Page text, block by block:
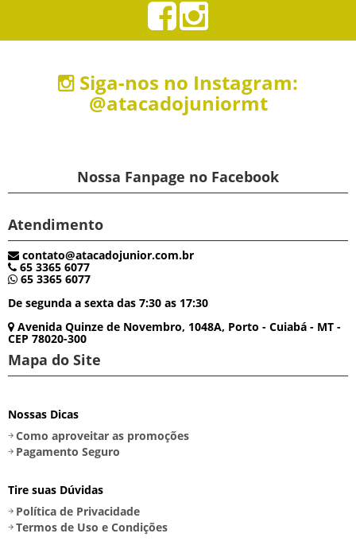
Siga-nos no Instagram:
@atacadojuniormt
Nossa Fanpage no Facebook
Atendimento
contato@atacadojunior.com.br
65 3365 6077
65 3365 6077
De segunda a sexta das 7:30 as 17:30
Avenida Quinze de Novembro, 1048A, Porto - Cuiabá - MT -
CEP 78020-300
Mapa do Site
Nossas Dicas
Como aproveitar as promoções
Pagamento Seguro
Tire suas Dúvidas
Política de Privacidade
Termos de Uso e Condições